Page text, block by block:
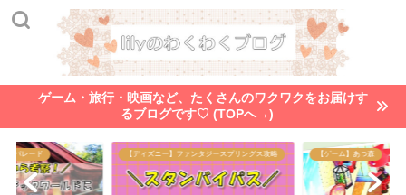
ゲーム・旅行・映画など、たくさんのワクワクをお届けす
るブログです♡ (TOPへ→)
タジースプリングス攻略 【ゲーム】あつ森 【ゲーム】あつ森